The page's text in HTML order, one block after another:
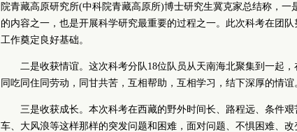
院青藏高原研究所(中科院青藏高原所)博士研究生冀克家总结称，一
的内容之一，也是开展科学研究最重要的过程之一。此次科考在团
工作奠定良好基础。
二是收获情谊。这次科考分队18位队员从天南海北聚集到一起
同吃同住同劳动，同甘共苦，互相帮助，互相学习，结下深厚的情谊
三是收获成长。本次科考在西藏的野外时间长、路程远、条件
车、大风浪等这样那样的突发问题和困难，面对问题、不惧困难、